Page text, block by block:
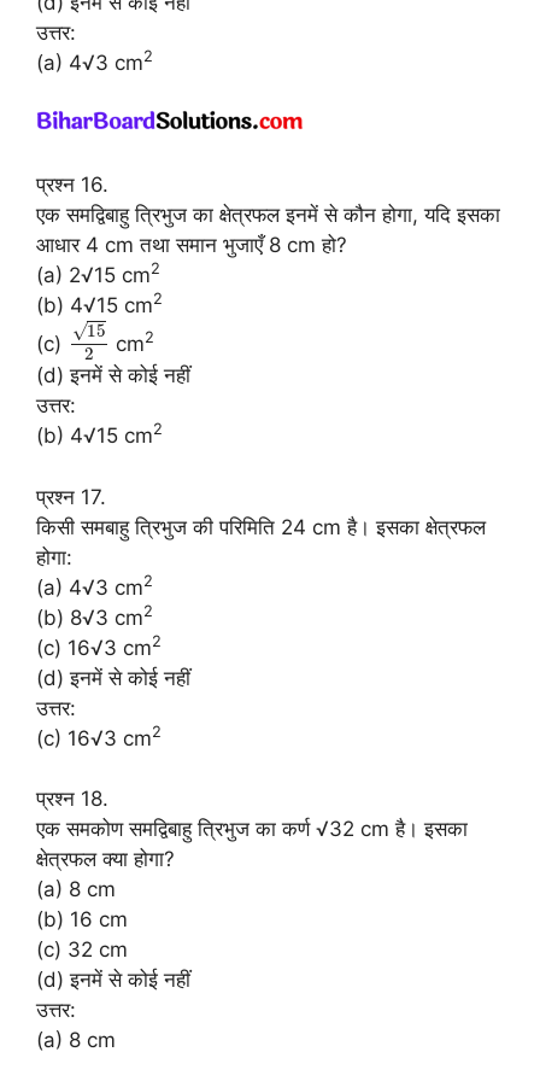
उत्तर:
(a) 4√3 cm2
प्रश्न 16.
एक समद्विबाहु त्रिभुज का क्षेत्रफल इनमें से कौन होगा, यदि इसका
आधार 4 cm तथा समान भुजाएँ 8 cm हो?
(a) 2√15 cm2
(b) 4√15 cm2
(c)
15
√
2
cm2
(d) इनमें से कोई नहीं
उत्तर:
(b) 4√15 cm2
प्रश्न 17.
किसी समबाहु त्रिभुज की परिमिति 24 cm है। इसका क्षेत्रफल
होगा:
(a) 4√3 cm2
(b) 8√3 cm2
(c) 16√3 cm2
(d) इनमें से कोई नहीं
उत्तर:
(c) 16√3 cm2
प्रश्न 18.
एक समकोण समद्विबाहु त्रिभुज का कर्ण √32 cm है। इसका
क्षेत्रफल क्या होगा?
(a) 8 cm
(b) 16 cm
(c) 32 cm
(d) इनमें से कोई नहीं
उत्तर:
(a) 8 cm